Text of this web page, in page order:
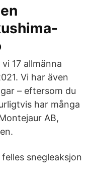
17 allmänna
Vi har även
– eftersom du
har många
AB,
snegleaksjon